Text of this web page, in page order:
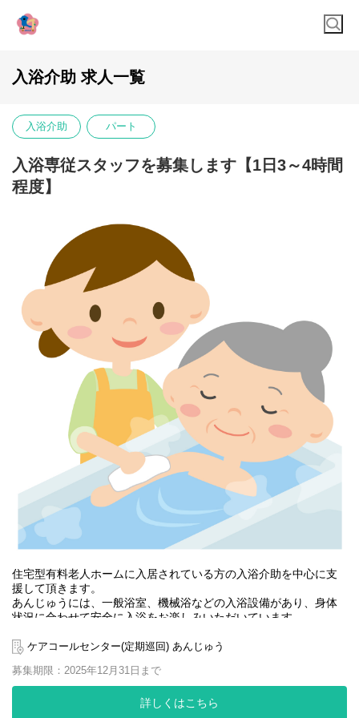
入浴介助 求人一覧
入浴介助 パート
入浴専従スタッフを募集します【1日3～4時間
程度】
住宅型有料老人ホームに入居されている方の入浴介助を中心に支
援して頂きます。
あんじゅうには、一般浴室、機械浴などの入浴設備があり、身体
状況に合わせて安全に入浴をお楽しみいただいています。
それは入浴をとても楽しみにされている入居者様がいらっしゃる
そして入浴後の満足された「お顔」を見れること!
また全身観察も行います。
早期皮膚異常の発見や、処置経過なども確認し看護師と連携しま
ケアコールセンター(定期巡回) あんじゅう
募集期限：2025年12月31日まで
詳しくはこちら